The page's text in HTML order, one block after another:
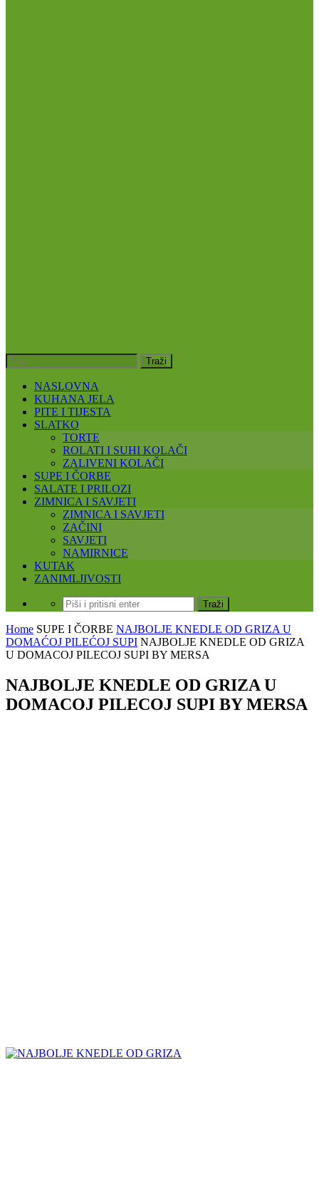
NASLOVNA
KUHANA JELA
PITE I TIJESTA
SLATKO
TORTE
ROLATI I SUHI KOLAČI
ZALIVENI KOLAČI
SUPE I ČORBE
SALATE I PRILOZI
ZIMNICA I SAVJETI
ZIMNICA I SAVJETI
ZAČINI
SAVJETI
NAMIRNICE
KUTAK
ZANIMLJIVOSTI
Home SUPE I ČORBE NAJBOLJE KNEDLE OD GRIZA U
DOMAĆOJ PILEĆOJ SUPI NAJBOLJE KNEDLE OD GRIZA
U DOMACOJ PILECOJ SUPI BY MERSA
NAJBOLJE KNEDLE OD GRIZA U
DOMACOJ PILECOJ SUPI BY MERSA